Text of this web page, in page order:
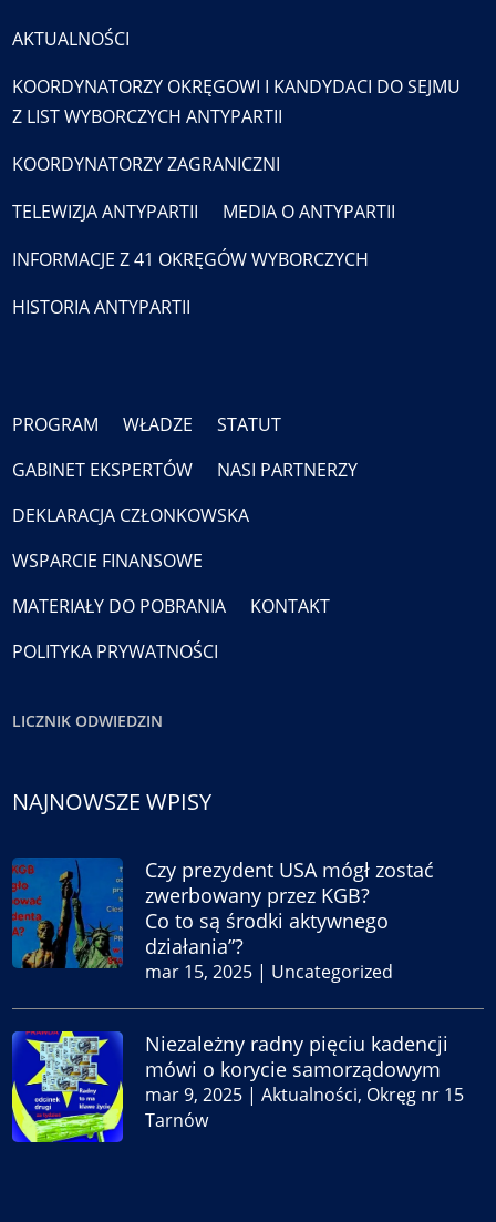
AKTUALNOŚCI
KOORDYNATORZY OKRĘGOWI I KANDYDACI DO SEJMU
Z LIST WYBORCZYCH ANTYPARTII
KOORDYNATORZY ZAGRANICZNI
TELEWIZJA ANTYPARTII
MEDIA O ANTYPARTII
INFORMACJE Z 41 OKRĘGÓW WYBORCZYCH
HISTORIA ANTYPARTII
PROGRAM WŁADZE
STATUT
GABINET EKSPERTÓW
NASI PARTNERZY
DEKLARACJA CZŁONKOWSKA
WSPARCIE FINANSOWE
MATERIAŁY DO POBRANIA
KONTAKT
POLITYKA PRYWATNOŚCI
LICZNIK ODWIEDZIN
NAJNOWSZE WPISY
Czy prezydent USA mógł zostać
zwerbowany przez KGB?
Co to są środki aktywnego
działania”?
mar 15, 2025 | Uncategorized
Niezależny radny pięciu kadencji
mówi o korycie samorządowym
mar 9, 2025 |Aktualności, Okręg nr 15
Tarnów